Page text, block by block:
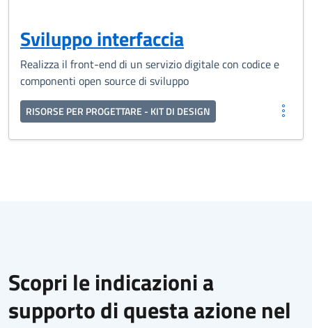
Sviluppo interfaccia
Realizza il front-end di un servizio digitale con codice e
componenti open source di sviluppo
RISORSE PER PROGETTARE - KIT DI DESIGN
Scopri le indicazioni a
supporto di questa azione nel